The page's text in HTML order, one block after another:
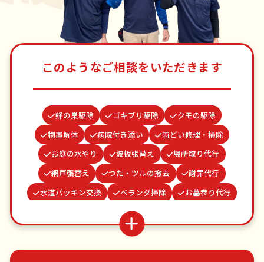
このようなご相談をいただきます
蜂の巣駆除 ゴキブリ駆除
クモの駆除
物置解体
病院付き添い
雨どい修理・掃除
お庭の水やり
波板張替え
場所取り代行
網戸張替え
つた・ツルの撤去
謝罪代行
水道パッキン交換
ベランダ掃除
お墓参り代行
並び代行
カーテンレール取り付け
買い物代行
遺品整理・生前整理
不用品回収
ゴミ屋敷片付け